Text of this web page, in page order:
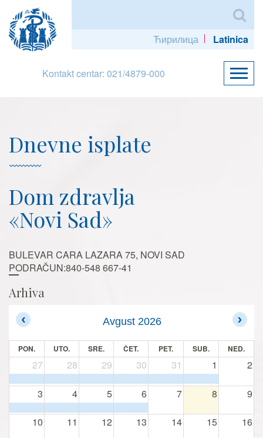
Ћирилица Latinica
Kontakt centar: 021/4879-000
Dnevne isplate
Dom zdravlja
«Novi Sad»
BULEVAR CARA LAZARA 75, NOVI SAD
PODRAČUN:840-548 667-41
Arhiva
Avgust 2026
PON. UTO. SRE. ČET. PET. SUB. NED.
27 28 29 30 31 1 2
3 4 5 6 7 8 9
10 11 12 13 14 15 16